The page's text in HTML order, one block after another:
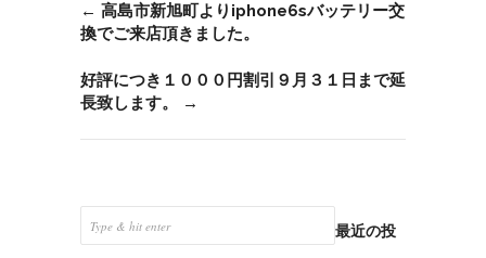
← 高島市新旭町よりiphone6sバッテリー交
換でご来店頂きました。
好評につき１０００円割引９月３１日まで延
長致します。
→
最近の投